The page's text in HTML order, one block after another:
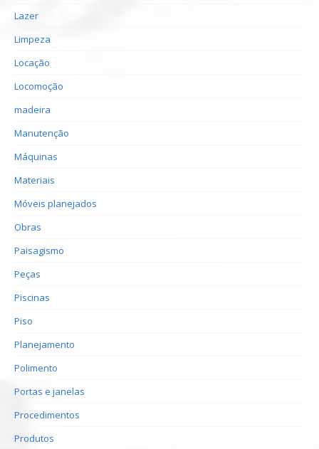
Lazer
Limpeza
Locação
Locomoção
madeira
Manutenção
Máquinas
Materiais
Móveis planejados
Obras
Paisagismo
Peças
Piscinas
Piso
Planejamento
Polimento
Portas e janelas
Procedimentos
Produtos